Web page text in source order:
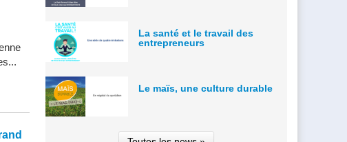
La santé et le travail des
entrepreneurs
Le maïs, une culture durable